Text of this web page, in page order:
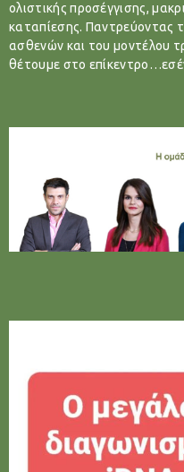
ολιστικής προσέγγισης,
καταπίεσης. Παντρεύοντας
ασθενών και του μοντέλου
θέτουμε στο